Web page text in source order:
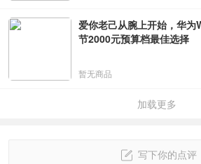
爱你老己从腕上开始，华
节2000元预算档最佳选择
暂无商品
加载更多
写下你的点评